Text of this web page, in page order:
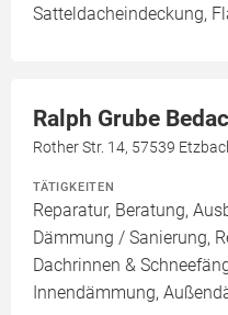
Satteldacheindeckung,
Ralph Grube
Rother Str. 14, 57539
TÄTIGKEITEN
Reparatur, Beratung,
Dämmung / Sanierung,
Dachrinnen &
Innendämmung,